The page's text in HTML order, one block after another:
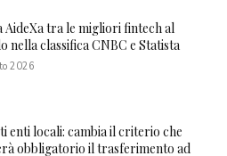
AideXa tra le migliori fintech al
nella classifica CNBC e Statista
2026
enti locali: cambia il criterio che
obbligatorio il trasferimento ad